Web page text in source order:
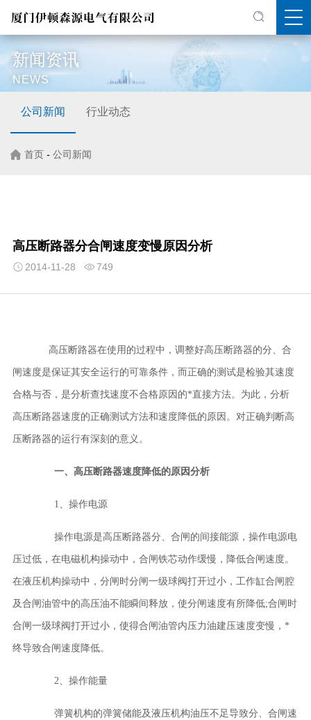
新闻资讯
NEWS
公司新闻 行业动态
首页 - 公司新闻
高压断路器分合闸速度变慢原因分析
2014-11-28 749
高压断路器在使用的过程中，调整好高压断路器的分、合
闸速度是保证其安全运行的可靠条件，而正确的测试是检验其速度
合格与否，是分析查找速度不合格原因的*直接方法。为此，分析
高压断路器速度的正确测试方法和速度降低的原因。对正确判断高
压断路器的运行有深刻的意义。
一、 高压断路器速度降低的原因分析
1、操作电源
操作电源是高压断路器分、合闸的间接能源，操作电源电
压过低，在电磁机构操动中，合闸铁芯动作缓慢，降低合闸速度。
在液压机构操动中，分闸时分闸一级球阀打开过小，工作缸合闸腔
及合闸油管中的高压油不能瞬间释放，使分闸速度有所降低;合闸时
合闸一级球阀打开过小，使得合闸油管内压力油建压速度变慢，*
终导致合闸速度降低。
2、操作能量
弹簧机构的弹簧储能及液压机构油压不足导致分、合闸速